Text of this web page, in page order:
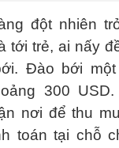
đột nhiên
tới trẻ, ai nấy
Đào bới
300
nơi để thu
toán tại chỗ